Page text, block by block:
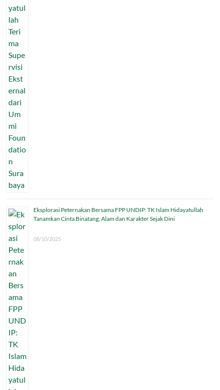
Eksplorasi Peternakan Bersama FPP UNDIP: TK Islam Hidayatullah
Tanamkan Cinta Binatang, Alam dan Karakter Sejak Dini
08/10/2025